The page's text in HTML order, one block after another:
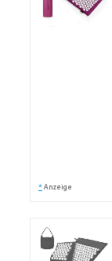
* Anzeige